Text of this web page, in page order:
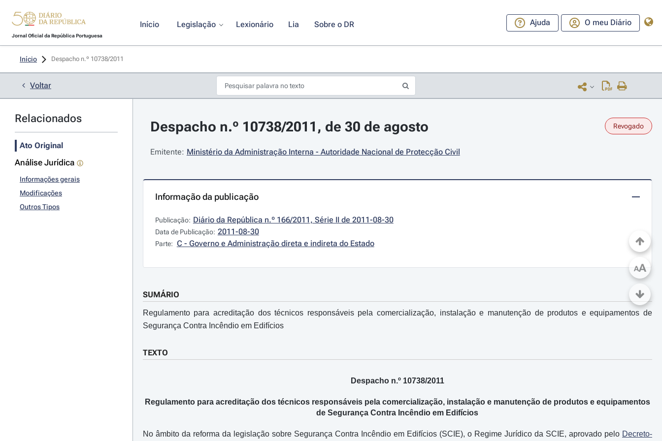
Jornal Oficial da República Portuguesa
Início Legislação Lexionário Lia Sobre o DR Ajuda O meu Diário
Início Despacho n.º 10738/2011
Voltar
Relacionados
Ato Original
Análise Jurídica
Informações gerais
Modificações
Outros Tipos
Despacho n.º 10738/2011, de 30 de agosto Revogado
Emitente: Ministério da Administração Interna - Autoridade Nacional de Protecção Civil
Informação da publicação
Publicação: Diário da República n.º 166/2011, Série II de 2011-08-30
Data de Publicação: 2011-08-30
Parte: C - Governo e Administração direta e indireta do Estado
SUMÁRIO
Regulamento para acreditação dos técnicos responsáveis pela comercialização, instalação e manutenção de produtos e equipamentos de
Segurança Contra Incêndio em Edifícios
TEXTO
Despacho n.º 10738/2011
Regulamento para acreditação dos técnicos responsáveis pela comercialização, instalação e manutenção de produtos e equipamentos
de Segurança Contra Incêndio em Edifícios
No âmbito da reforma da legislação sobre Segurança Contra Incêndio em Edifícios (SCIE), o Regime Jurídico da SCIE, aprovado pelo Decreto-
AA